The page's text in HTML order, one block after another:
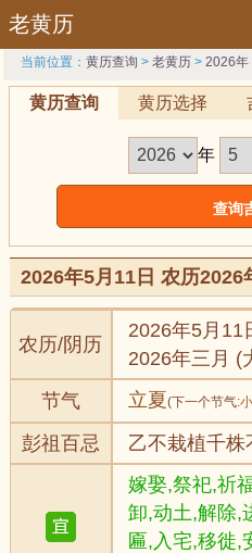
老黄历
当前位置：黄历查询 >老黄历 >2026年
黄历查询 黄历选择
年
2026年5月11日 农历2026
农历/阴历
2026年5月11
2026年三月 (
节气
立夏(下一个节气:
彭祖百忌
乙不栽植千株
嫁娶,祭祀,祈
卸,动土,解除,
匾,入宅,移徙,